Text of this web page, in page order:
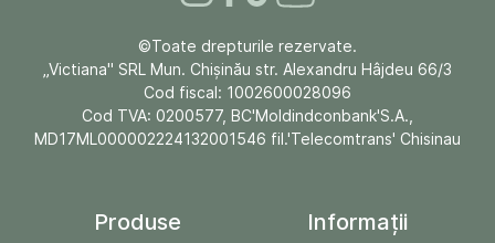
©Toate drepturile rezervate.
„Victiana" SRL Mun. Chişinău str. Alexandru Hâjdeu 66/3
Cod fiscal: 1002600028096
Cod TVA: 0200577, BC'Moldindconbank'S.A.,
MD17ML000002224132001546 fil.'Telecomtrans' Chisinau
Produse Informații